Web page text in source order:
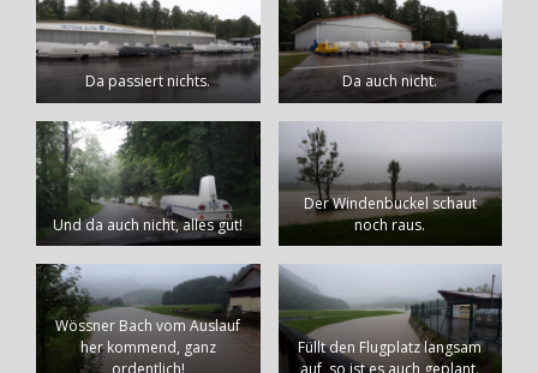
Da passiert nichts. Da auch nicht.
Und da auch nicht, alles gut!
Der Windenbuckel schaut
noch raus.
Wössner Bach vom Auslauf
her kommend, ganz
ordentlich!
Füllt den Flugplatz langsam
auf, so ist es auch geplant.